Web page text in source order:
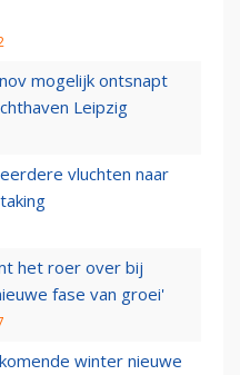
mogelijk ontsnapt
Leipzig
vluchten naar
het roer over bij
fase van groei'
winter nieuwe